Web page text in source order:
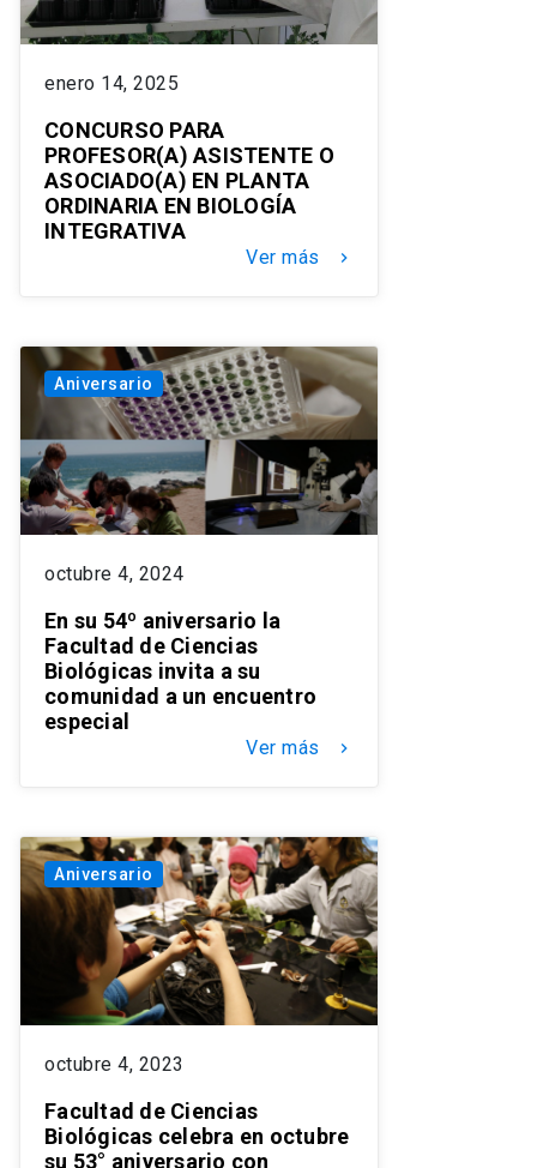
enero 14, 2025
CONCURSO PARA
PROFESOR(A) ASISTENTE O
ASOCIADO(A) EN PLANTA
ORDINARIA EN BIOLOGÍA
INTEGRATIVA
Ver más keyboard_arrow_right
Aniversario
octubre 4, 2024
En su 54º aniversario la
Facultad de Ciencias
Biológicas invita a su
comunidad a un encuentro
especial
Ver más keyboard_arrow_right
Aniversario
octubre 4, 2023
Facultad de Ciencias
Biológicas celebra en octubre
su 53° aniversario con